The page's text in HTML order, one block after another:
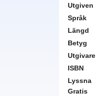
Utgiven
Språk
Längd
Betyg
Utgivare
ISBN
Lyssna
Gratis